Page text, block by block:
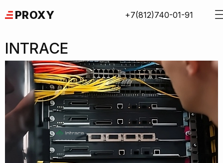
to
PROXY +7(812)740-01-91
INTRACE